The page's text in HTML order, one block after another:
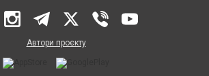
Автори проєкту